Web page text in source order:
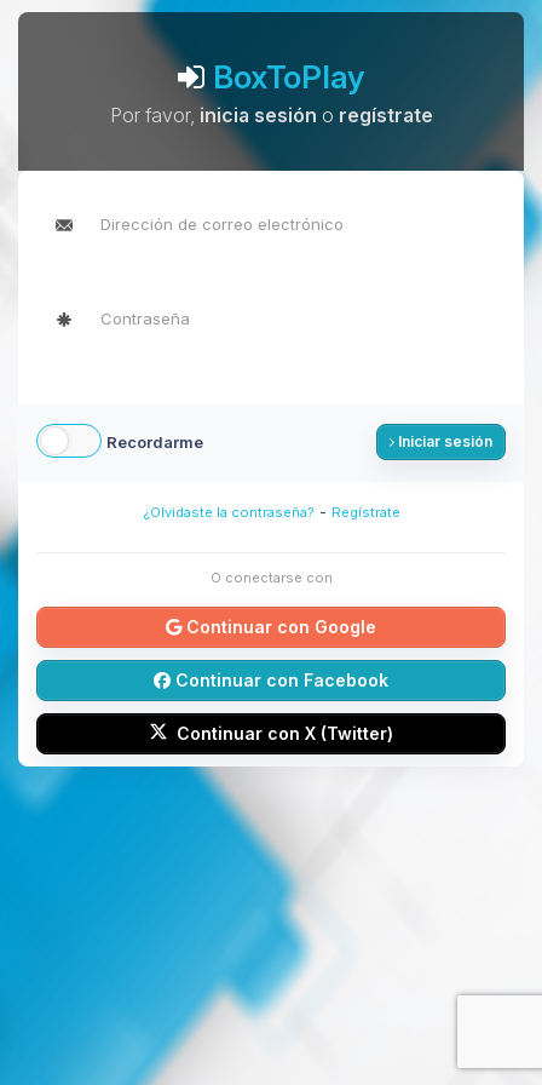
BoxToPlay
Por favor, inicia sesión o regístrate
Recordarme Iniciar sesión
¿Olvidaste la contraseña? - Regístrate
O conectarse con
Continuar con Google
Continuar con Facebook
Continuar con X (Twitter)